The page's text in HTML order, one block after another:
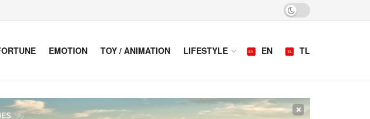
EMOTION TOY / ANIMATION LIFESTYLE EN TL
×